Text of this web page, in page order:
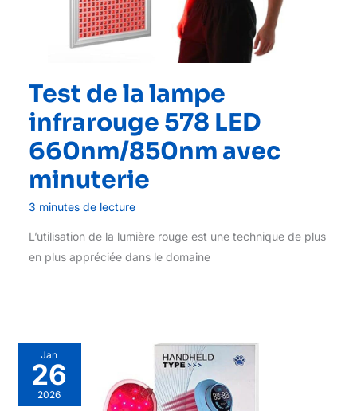
Test de la lampe
infrarouge 578 LED
660nm/850nm avec
minuterie
3 minutes de lecture
L’utilisation de la lumière rouge est une technique de plus
en plus appréciée dans le domaine
Jan
26
2026